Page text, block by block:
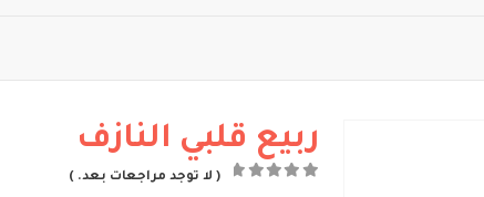
ربيع قلبي النازف
( لا توجد مراجعات بعد. )